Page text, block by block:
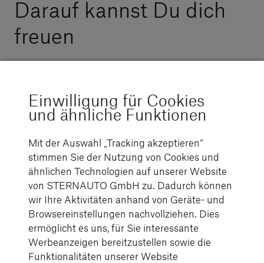
Darauf kannst Du dich
freuen
Miteinander
Moderne Arbeitsplätze und Technik
Weihnachts-/ Urlaubsgeld (13.
Monatsgehalt)
28 Tage Urlaub
flexible Arbeitszeiten bei einer 37h/Woche
Tarifgehalt
Einwilligung für Cookies
und ähnliche Funktionen
Mit der Auswahl „Tracking akzeptieren“
stimmen Sie der Nutzung von Cookies und
ähnlichen Technologien auf unserer Website
von STERNAUTO GmbH zu. Dadurch können
wir Ihre Aktivitäten anhand von Geräte- und
Browsereinstellungen nachvollziehen. Dies
ermöglicht es uns, für Sie interessante
Werbeanzeigen bereitzustellen sowie die
Funktionalitäten unserer Website